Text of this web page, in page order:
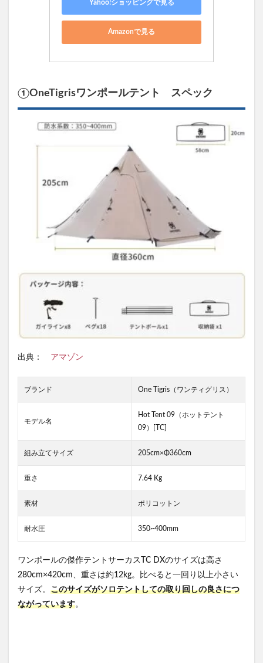
イシ
ー ST-
７．
Yahoo!ショッピングで見る
Amazonで見る
①OneTigrisワンポールテント スペック
出典： アマゾン
ブランド One Tigris（ワンティグリス）
モデル名
Hot Tent 09（ホットテント
09）[TC]
組み立てサイズ 205cm×Φ360cm
重さ 7.64 Kg
素材 ポリコットン
耐水圧 350~400mm
ワンポールの傑作テントサーカスTC DXのサイズは高さ
280cm×420cm、重さは約12kg。比べると一回り以上小さい
サイズ。 このサイズがソロテントしての取り回しの良さにつ
ながっています。